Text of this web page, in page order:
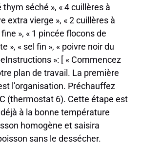
thym séché », « 4 cuillères à
extra vierge », « 2 cuillères à
», « 1 pincée flocons de
», « sel fin », « poivre noir du
»: [ « Commencez
plan de travail. La première
l’organisation. Préchauffez
(thermostat 6). Cette étape est
à la bonne température
homogène et saisira
sans le dessécher.